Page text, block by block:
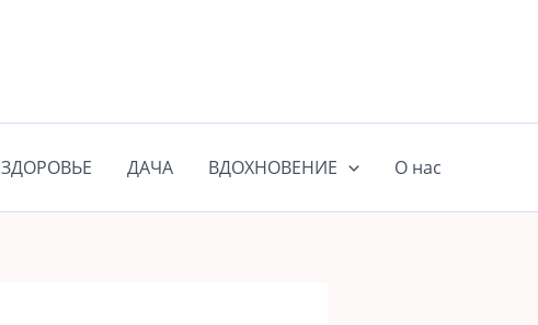
ЗДОРОВЬЕ ДАЧА ВДОХНОВЕНИЕ О нас